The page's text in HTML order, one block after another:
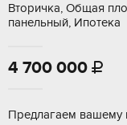
Вторичка, Общая
панельный, Ипотека
4 700 000 
Предлагаем вашему